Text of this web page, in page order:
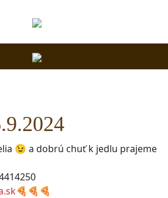
😉 a dobrú chuť k jedlu prajeme
🍕🍕🍕